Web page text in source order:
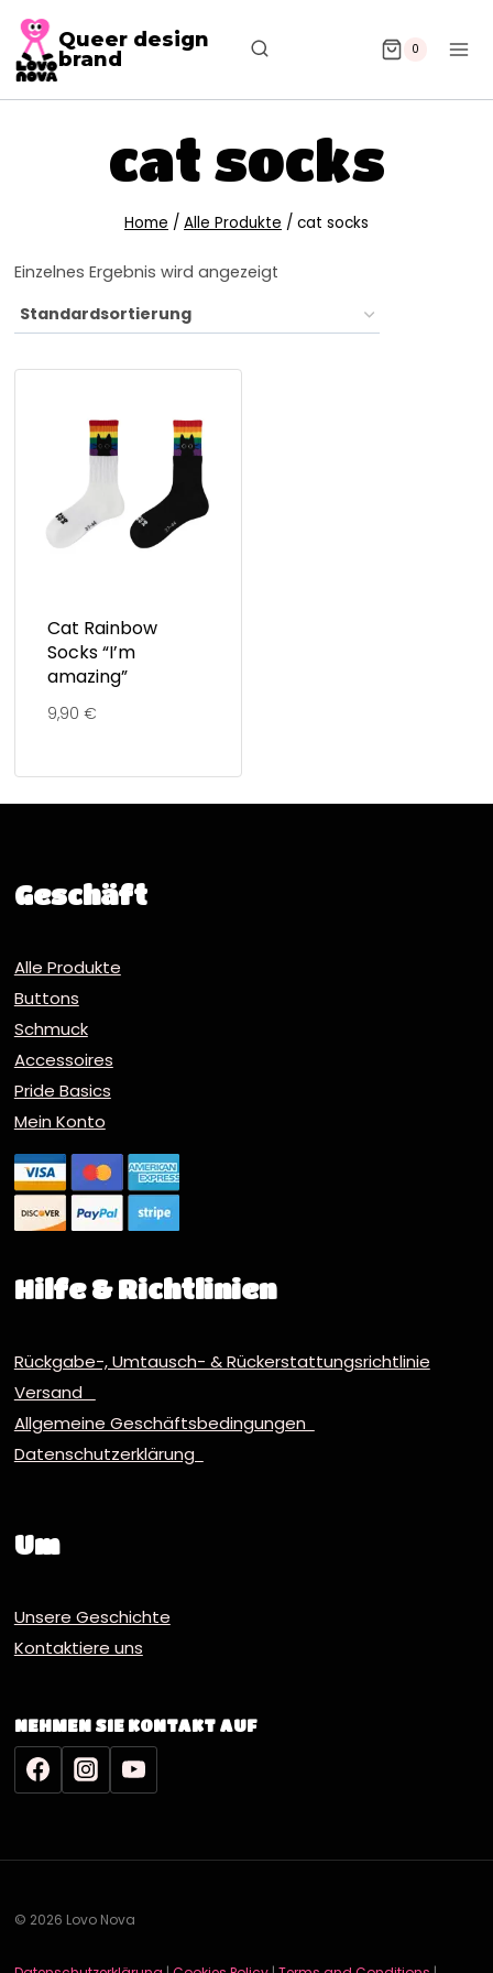
Queer design
brand
0
cat socks
Home / Alle Produkte / cat socks
Einzelnes Ergebnis wird angezeigt
Cat Rainbow
Socks “I’m
amazing”
9,90 €
Geschäft
Alle Produkte
Buttons
Schmuck
Accessoires
Pride Basics
Mein Konto
Hilfe & Richtlinien
Rückgabe-, Umtausch- & Rückerstattungsrichtlinie
Versand
Allgemeine Geschäftsbedingungen
Datenschutzerklärung
Um
Unsere Geschichte
Kontaktiere uns
NEHMEN SIE KONTAKT AUF
© 2026 Lovo Nova